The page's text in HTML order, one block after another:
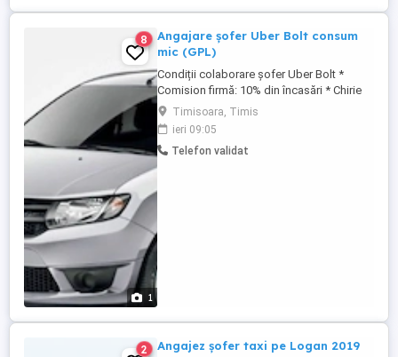
1
8
Angajare șofer Uber Bolt consum
mic (GPL)
Condiții colaborare șofer Uber Bolt *
Comision firmă: 10% din încasări * Chirie
mașină: 600 lei săptămână * Dările la stat:
suportate de colaborator * Contabilitate:
50 lei lună * Dividende: suportate de firmă
Timisoara, Timis
ieri 09:05
Telefon validat
2 Angajez șofer taxi pe Logan 2019